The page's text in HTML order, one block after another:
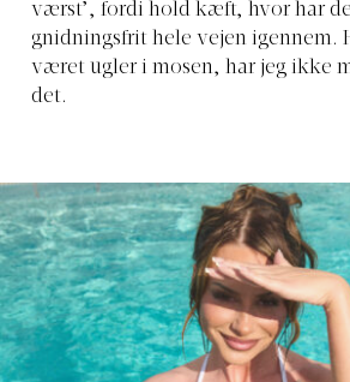
værst’, fordi hold kæft, hvor har
gnidningsfrit hele vejen igennem.
været ugler i mosen, har jeg ikke
det.